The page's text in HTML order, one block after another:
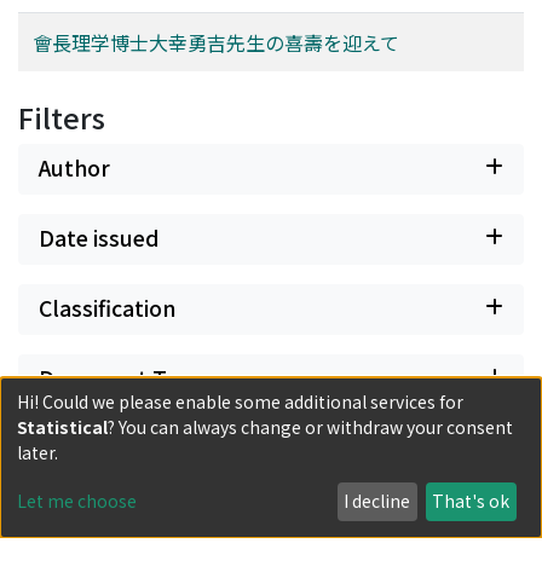
會長理学博士大幸勇吉先生の喜壽を迎えて
Filters
Author
Date issued
Classification
Document Type
Has files
Hi! Could we please enable some additional services for
Statistical? You can always change or withdraw your consent
later.
Let me choose I decline That's ok